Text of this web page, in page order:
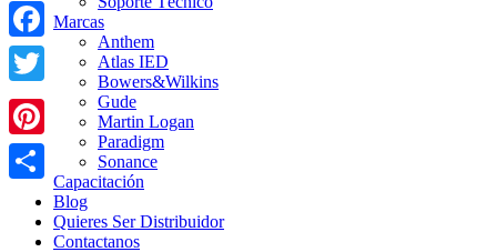
Marcas
Anthem
Atlas IED
Bowers&Wilkins
Gude
Martin Logan
Paradigm
Sonance
Capacitación
Blog
Quieres Ser Distribuidor
Contactanos
Facebook
Twitter
Pinterest
Share